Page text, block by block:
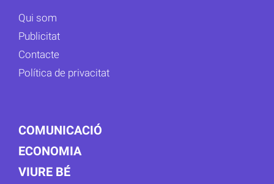
Qui som
Publicitat
Contacte
Política de privacitat
COMUNICACIÓ
ECONOMIA
VIURE BÉ